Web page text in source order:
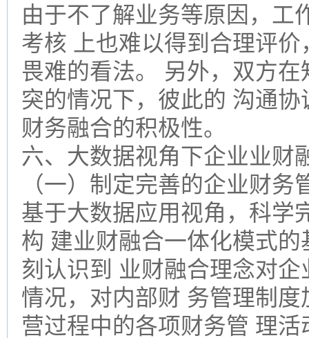
由于不了解业务等原因，工
考核 上也难以得到合理评
畏难的看法。 另外，双方
突的情况下，彼此的 沟通
财务融合的积极性。
六、大数据视角下企业业财
（一）制定完善的企业财务
基于大数据应用视角，科学
构 建业财融合一体化模式
刻认识到 业财融合理念对
情况，对内部财 务管理制
营过程中的各项财务管 理